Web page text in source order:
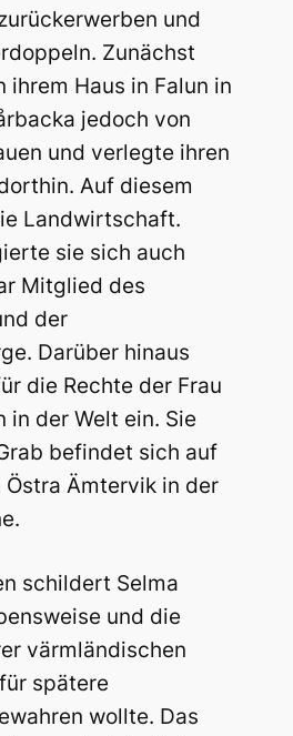
und
Zunächst
ihrem Haus in Falun in
jedoch von
und verlegte ihren
Auf diesem
Landwirtschaft.
sie sich auch
Mitglied des
der
Darüber hinaus
die Rechte der Frau
in der Welt ein. Sie
befindet sich auf
Ämtervik in der
schildert Selma
und die
värmländischen
spätere
wollte. Das